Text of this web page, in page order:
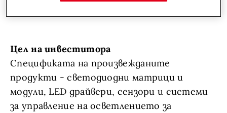
Цел на инвеститора
Спецификата на произвежданите
продукти - светодиодни матрици и
модули, LED драйвери, сензори и системи
за управление на осветлението за